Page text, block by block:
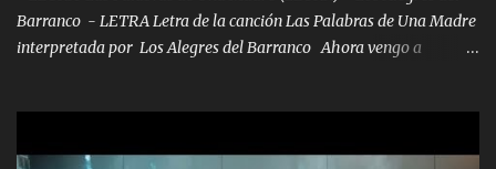
Barranco - LETRA Letra de la canción Las Palabras de Una Madre
interpretada por Los Alegres del Barranco Ahora vengo a
quiso, él tiempo sigue pasando y nunca te olvidaremos, aquí